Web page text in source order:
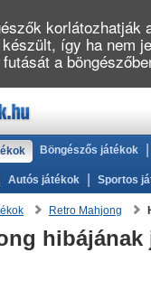
Böngészős játékok
Autós játékok Sportos
Retro Mahjong
hibájának
így ha nem
a